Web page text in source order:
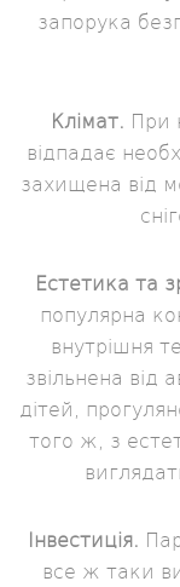
запорука
Клімат. При
відпадає
захищена від
Естетика та
популярна
внутрішня
звільнена від
дітей,
того ж, з
Інвестиція.
все ж таки